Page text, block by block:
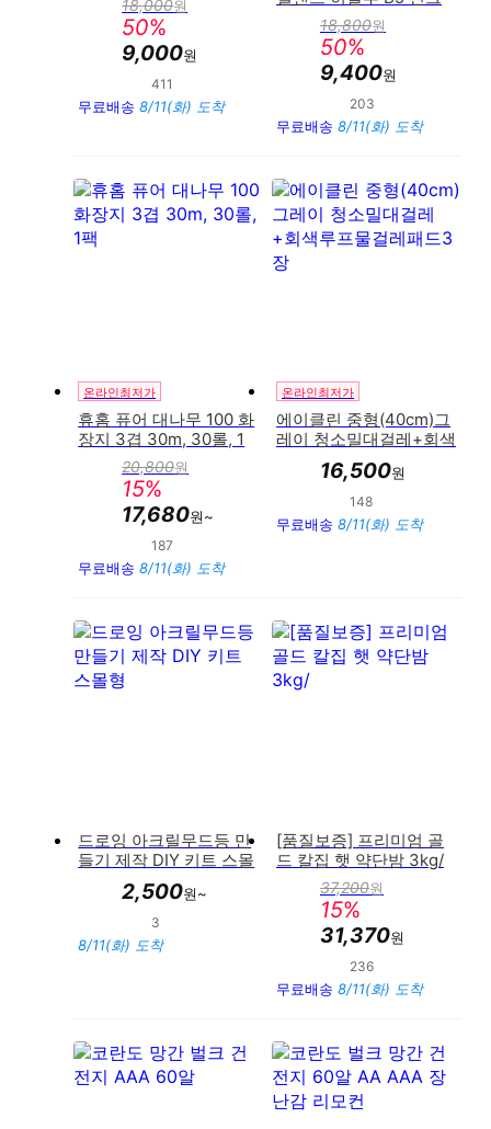
이/알부틴 등) +비타폼클
30ml 1개 증.정
18,000원
50%
9,000원
411
무료배송 8/11(화) 도착
림 70ml (총2개) +복수
구매 사.은.품
18,800원
50%
9,400원
203
무료배송 8/11(화) 도착
온라인최저가
휴홈 퓨어 대나무 100 화
장지 3겹 30m, 30롤, 1
20,800원
15%
17,680원~
187
무료배송 8/11(화) 도착
온라인최저가
에이클린 중형(40cm)그
레이 청소밀대걸레+회색
루프물걸레패드3장
16,500원
148
무료배송 8/11(화) 도착
드로잉 아크릴무드등 만
들기 제작 DIY 키트 스몰
2,500원~
3
8/11(화) 도착
[품질보증] 프리미엄 골
드 칼집 햇 약단밤 3kg/
37,200원
15%
31,370원
236
무료배송 8/11(화) 도착